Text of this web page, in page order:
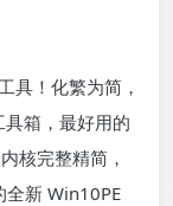
具！化繁为简，
箱，最好用的
核完整精简，
新 Win10PE